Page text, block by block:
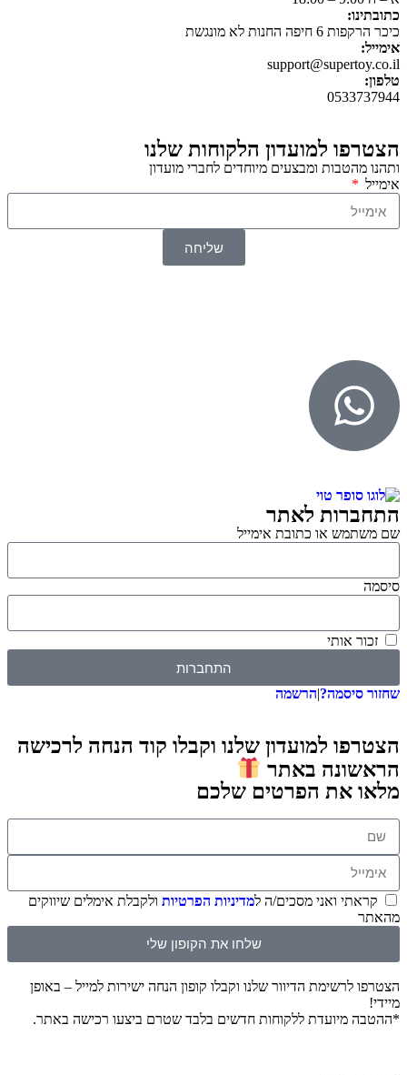
כתובתינו:
כיכר הרקפות 6 חיפה החנות לא מונגשת
אימייל:
support@supertoy.co.il
טלפון:
0533737944
הצטרפו למועדון הלקוחות שלנו
ותהנו מהטבות ומבצעים מיוחדים לחברי מועדון
אימייל
שליחה
התחברות לאתר
שם משתמש או כתובת אימייל
סיסמה
זכור אותי
התחברות
שחזור סיסמה?|הרשמה
הצטרפו למועדון שלנו וקבלו קוד הנחה לרכישה
הראשונה באתר
מלאו את הפרטים שלכם
קראתי ואני מסכים/ה למדיניות הפרטיות ולקבלת אימלים שיווקים
מהאתר
שלחו את הקופון שלי
הצטרפו לרשימת הדיוור שלנו וקבלו קופון הנחה ישירות למייל – באופן
מיידי!
*ההטבה מיועדת ללקוחות חדשים בלבד שטרם ביצעו רכישה באתר.